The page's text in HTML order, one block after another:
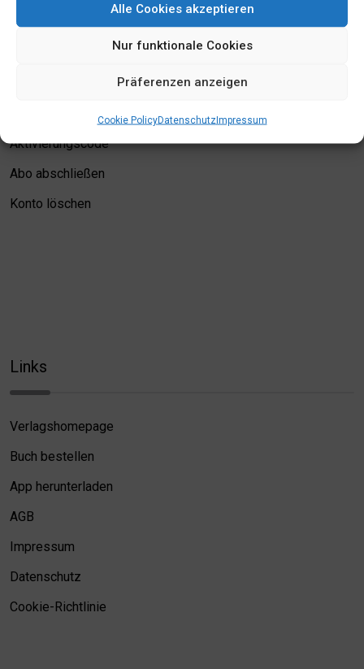
Alle Cookies akzeptieren
Nur funktionale Cookies
Präferenzen anzeigen
Cookie PolicyDatenschutzImpressum
Login
Bewertungskriterien
Aktivierungscode
Abo abschließen
Konto löschen
Links
Verlagshomepage
Buch bestellen
App herunterladen
AGB
Impressum
Datenschutz
Cookie-Richtlinie